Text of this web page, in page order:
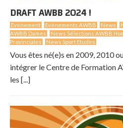
DRAFT AWBB 2024 !
Evénement Evénements AWBB News
AWBB Dames
News Sélections AWBB
Provinciales
News Sport Etudes
Vous êtes né(e)s en 2009, 2010
intégrer le Centre de Formation
les [...]